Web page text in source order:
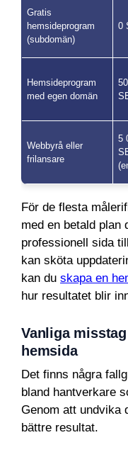
Gratis
hemsideprogram
(subdomän)
0
Hemsideprogram
med egen domän
Webbyrå eller
frilansare
5
För de flesta
med en betald plan
professionell sida
kan sköta
kan du skapa en
hur resultatet blir
Vanliga
hemsida
Det finns några
bland hantverkare
Genom att undvika
bättre resultat.